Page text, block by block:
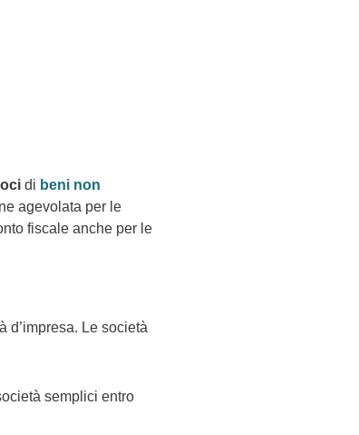
di beni non
agevolata per le
fiscale anche per le
d’impresa. Le società
semplici entro